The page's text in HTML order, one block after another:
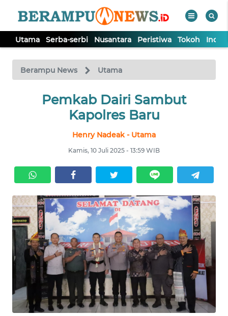
Utama Serba-serbi Nusantara Peristiwa Tokoh
Berampu News Utama
Pemkab Dairi Sambut
Kapolres Baru
Henry Nadeak - Utama
Kamis, 10 Juli 2025 - 13:59 WIB
Tutup
NUSANTARA
PERISTIWA
TOKOH
Informasi
INDEKS
BERITA
KONTAK